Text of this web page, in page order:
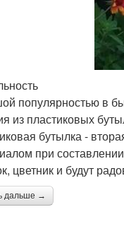
популярностью в
из пластиковых
бутылка -
при
цветник и будут
дальше →